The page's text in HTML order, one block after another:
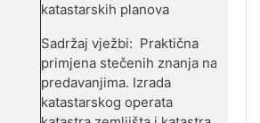
katastarskih planova
Sadržaj vježbi: Praktična
primjena stečenih znanja na
predavanjima. Izrada
katastarskog operata